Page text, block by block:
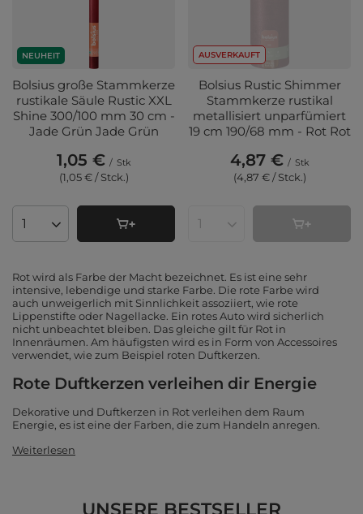
NEUHEIT
Bolsius große Stammkerze
rustikale Säule Rustic XXL
Shine 300/100 mm 30 cm -
Jade Grün Jade Grün
1,05 € / Stk
(1,05 € / Stck.)
Anzahl der Produkte
AUSVERKAUFT
Bolsius Rustic Shimmer
Stammkerze rustikal
metallisiert unparfümiert
19 cm 190/68 mm - Rot Rot
4,87 € / Stk
(4,87 € / Stck.)
Anzahl der Produkte
Rot wird als Farbe der Macht bezeichnet. Es ist eine sehr
intensive, lebendige und starke Farbe. Die rote Farbe wird
auch unweigerlich mit Sinnlichkeit assoziiert, wie rote
Lippenstifte oder Nagellacke. Ein rotes Auto wird sicherlich
nicht unbeachtet bleiben. Das gleiche gilt für Rot in
Innenräumen. Am häufigsten wird es in Form von Accessoires
verwendet, wie zum Beispiel roten Duftkerzen.
Rote Duftkerzen verleihen dir Energie
Dekorative und Duftkerzen in Rot verleihen dem Raum
Energie, es ist eine der Farben, die zum Handeln anregen.
Weiterlesen